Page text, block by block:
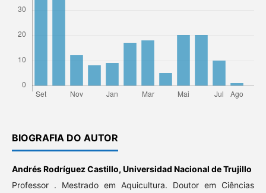
BIOGRAFIA DO AUTOR
Andrés Rodríguez Castillo, Universidad Nacional de Trujillo
Professor . Mestrado em Aquicultura. Doutor em Ciências